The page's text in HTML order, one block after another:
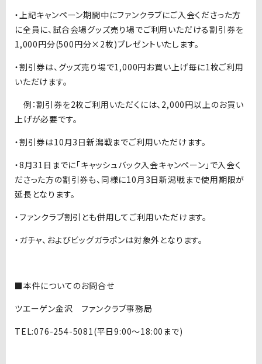
・上記キャンペーン期間中にファンクラブにご入会くださった方
に全員に、試合会場グッズ売り場でご利用いただける割引券を
1,000円分(500円分×2枚)プレゼントいたします。
・割引券は、グッズ売り場で1,000円お買い上げ毎に1枚ご利用
いただけます。
例：割引券を2枚ご利用いただくには、2,000円以上のお買い
上げが必要です。
・割引券は10月3日新潟戦までご利用いただけます。
・8月31日までに「キャッシュバック入会キャンペーン」で入会く
ださった方の割引券も、同様に10月3日新潟戦まで使用期限が
延長となります。
・ファンクラブ割引とも併用してご利用いただけます。
・ガチャ、およびビッグガラポンは対象外となります。
■本件についてのお問合せ
ツエーゲン金沢 ファンクラブ事務局
TEL:076-254-5081(平日9:00～18:00まで)